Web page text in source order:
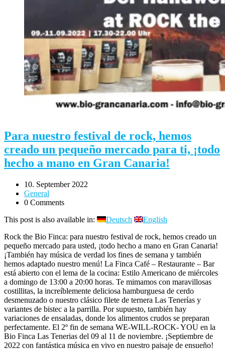
Para nuestro festival de rock, hemos
creado un pequeño mercado para ti, ¡todo
hecho a mano en Gran Canaria!
10. September 2022
General
0 Comments
This post is also available in:
Deutsch
English
Rock the Bio Finca: para nuestro festival de rock, hemos creado un
pequeño mercado para usted, ¡todo hecho a mano en Gran Canaria!
¡También hay música de verdad los fines de semana y también
hemos adaptado nuestro menú! La Finca Café – Restaurante – Bar
está abierto con el lema de la cocina: Estilo Americano de miércoles
a domingo de 13:00 a 20:00 horas. Te mimamos con maravillosas
costillitas, la increíblemente deliciosa hamburguesa de cerdo
desmenuzado o nuestro clásico filete de ternera Las Tenerías y
variantes de bistec a la parrilla. Por supuesto, también hay
variaciones de ensaladas, donde los alimentos crudos se preparan
perfectamente. El 2º fin de semana WE-WILL-ROCK- YOU en la
Bio Finca Las Tenerias del 09 al 11 de noviembre. ¡Septiembre de
2022 con fantástica música en vivo en nuestro paisaje de ensueño!